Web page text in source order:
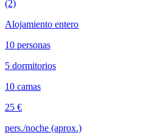
(2)
Alojamiento entero
10 personas
5 dormitorios
10 camas
25 €
pers./noche (aprox.)